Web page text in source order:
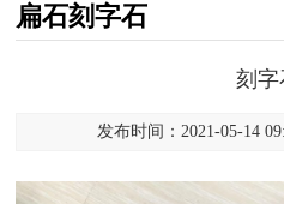
扁石刻字石
刻字
发布时间：2021-05-14